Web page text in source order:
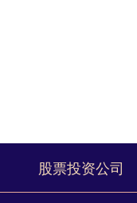
股票投资公司